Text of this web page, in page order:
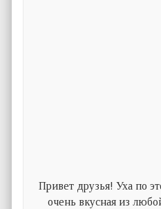
Привет друзья! Уха по
очень вкусная из